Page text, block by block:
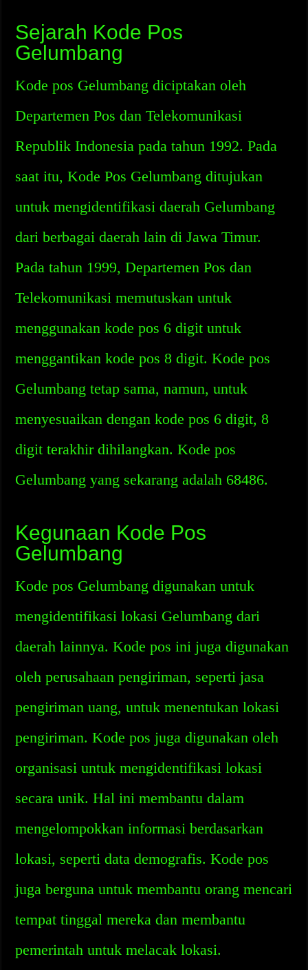
Sejarah Kode Pos
Gelumbang
Kode pos Gelumbang diciptakan oleh
Departemen Pos dan Telekomunikasi
Republik Indonesia pada tahun 1992. Pada
saat itu, Kode Pos Gelumbang ditujukan
untuk mengidentifikasi daerah Gelumbang
dari berbagai daerah lain di Jawa Timur.
Pada tahun 1999, Departemen Pos dan
Telekomunikasi memutuskan untuk
menggunakan kode pos 6 digit untuk
menggantikan kode pos 8 digit. Kode pos
Gelumbang tetap sama, namun, untuk
menyesuaikan dengan kode pos 6 digit, 8
digit terakhir dihilangkan. Kode pos
Gelumbang yang sekarang adalah 68486.
Kegunaan Kode Pos
Gelumbang
Kode pos Gelumbang digunakan untuk
mengidentifikasi lokasi Gelumbang dari
daerah lainnya. Kode pos ini juga digunakan
oleh perusahaan pengiriman, seperti jasa
pengiriman uang, untuk menentukan lokasi
pengiriman. Kode pos juga digunakan oleh
organisasi untuk mengidentifikasi lokasi
secara unik. Hal ini membantu dalam
mengelompokkan informasi berdasarkan
lokasi, seperti data demografis. Kode pos
juga berguna untuk membantu orang mencari
tempat tinggal mereka dan membantu
pemerintah untuk melacak lokasi.